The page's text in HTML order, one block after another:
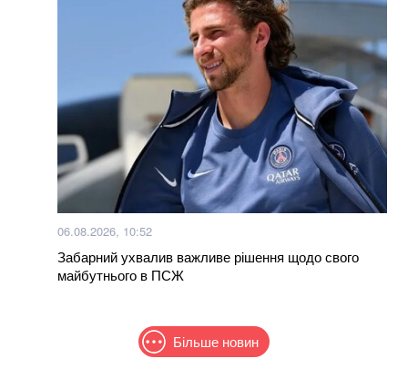
06.08.2026, 10:52
Забарний ухвалив важливе рішення щодо свого
майбутнього в ПСЖ
Більше новин